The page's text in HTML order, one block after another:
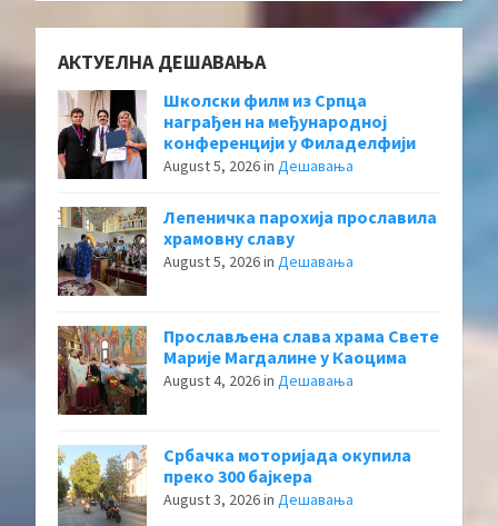
АКТУЕЛНА ДЕШАВАЊА
Школски филм из Српца
награђен на међународној
конференцији у Филаделфији
August 5, 2026in Дешавања
Лепеничка парохија прославила
храмовну славу
August 5, 2026in Дешавања
Прослављена слава храма Свете
Марије Магдалине у Каоцима
August 4, 2026in Дешавања
Србачка моторијада окупила
преко 300 бајкера
August 3, 2026in Дешавања